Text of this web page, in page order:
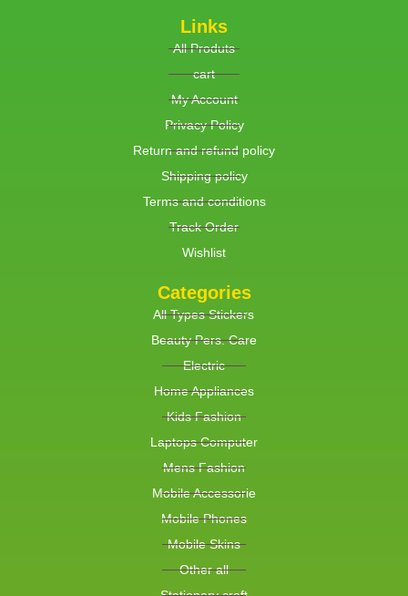
Links
All Produts
cart
My Account
Privacy Policy
Return and refund policy
Shipping policy
Terms and conditions
Track Order
Wishlist
Categories
All Types Stickers
Beauty Pers. Care
Electric
Home Appliances
Kids Fashion
Laptops Computer
Mens Fashion
Mobile Accessorie
Mobile Phones
Mobile Skins
Other all